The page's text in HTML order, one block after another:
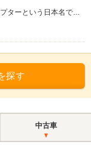
アメリカトヨタで生産されていたカムリワゴンを、セプターという日本名で逆輸入。薄いフロントマスクと大胆にカットしたリアハッチ部が織り成すスタイルはアメリカンテイストにあふれ、日本でも人気を博した。荷室には2人掛けのサードシートが装備されており、7人乗車も可能。セカンド、サードシートを収納すると現れる広い荷室もアメリカンサイズ。搭載エンジンは3LのV6と2.2Lの直４の2種類。装備も豪華で、オートエアコン、電動サンルーフ、8ウェイパワーシートが標準装備。またトップグレードには4輪ABSやトラクションコントロールも採用されていた。(1992.9)
探す
中古車